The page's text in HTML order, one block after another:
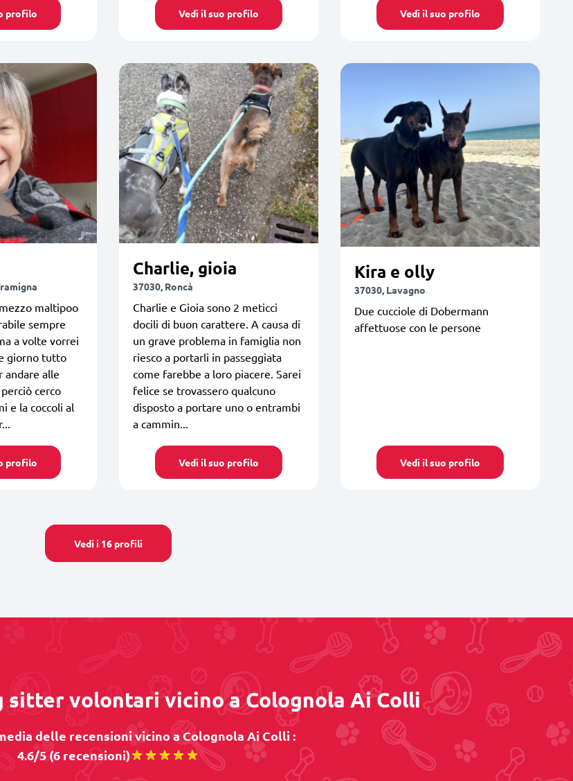
profilo Vedi il suo profilo Vedi il suo profilo
maltipoo
sempre
a volte vorrei
giorno tutto
andare alle
cerco
e la coccoli al
profilo
Charlie, gioia
37030, Roncà
Charlie e Gioia sono 2 meticci
docili di buon carattere. A causa di
un grave problema in famiglia non
riesco a portarli in passeggiata
come farebbe a loro piacere. Sarei
felice se trovassero qualcuno
disposto a portare uno o entrambi
a cammin...
Vedi il suo profilo
Kira e olly
37030, Lavagno
Due cucciole di Dobermann
affettuose con le persone
Vedi il suo profilo
Vedi i 16 profili
sitter volontari vicino a Colognola Ai Colli
delle recensioni vicino a Colognola Ai Colli :
4.6/5 (6 recensioni)